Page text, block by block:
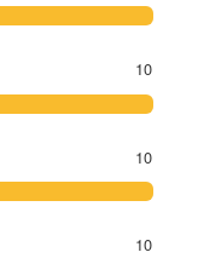
10
10
10